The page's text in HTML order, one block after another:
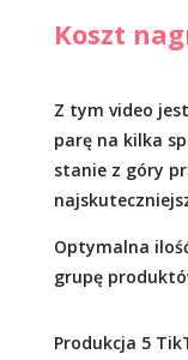
Koszt
Z tym video
parę na kilka
stanie z góry
Optymalna
grupę
Produkcja 5